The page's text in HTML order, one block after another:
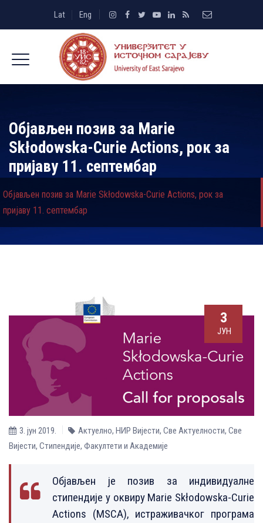
Lat Eng
Објављен позив за Marie
Skłodowska-Curie Actions, рок за
пријаву 11. септембар
Објављен позив за Marie Skłodowska-Curie Actions, рок за
пријаву 11. септембар
3
ЈУН
3. јун 2019. Актуелно, НИР Вијести, Све Aктуелности, Све
Вијести, Стипендије, Факултети и Академије
Објављен је позив за индивидуалне
стипендије у оквиру Marie Skłodowska-Curie
Actions (MSCA), истраживачког програма